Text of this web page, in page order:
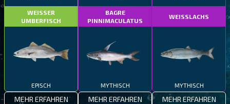
WEISSER
UMBERFISCH
EPISCH
MEHR ERFAHREN
BAGRE
PINNIMACULATUS
MYTHISCH
MEHR ERFAHREN
WEISSLACHS
MYTHISCH
MEHR ERFAHREN